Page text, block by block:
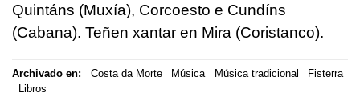
Quintáns (Muxía), Corcoesto e Cundíns
(Cabana). Teñen xantar en Mira (Coristanco).
Archivado en: Costa da Morte Música Música tradicional
Fisterra
Libros